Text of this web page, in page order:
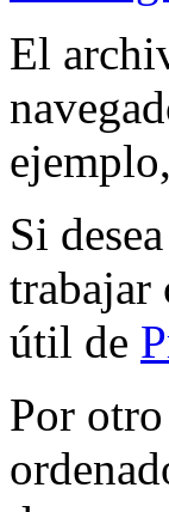
El
Si
trabajar
útil de
Por